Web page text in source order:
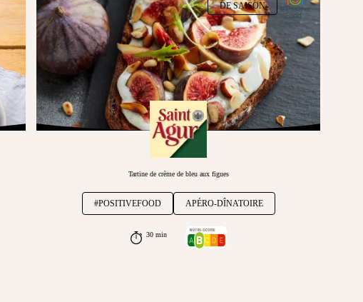
DE SAISON
Tartine de crème de bleu aux figues
#POSITIVEFOOD APÉRO-DÎNATOIRE
30 min